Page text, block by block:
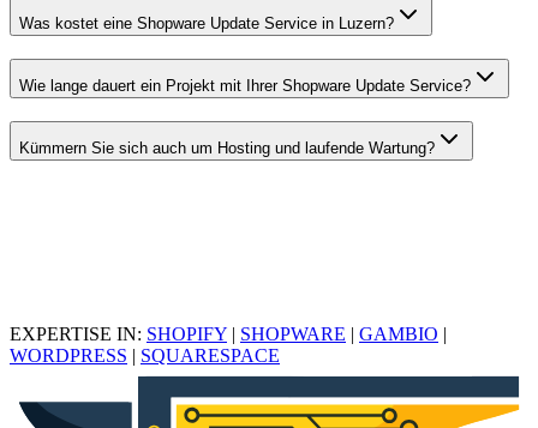
Was kostet eine Shopware Update Service in Luzern?
Wie lange dauert ein Projekt mit Ihrer Shopware Update Service?
Kümmern Sie sich auch um Hosting und laufende Wartung?
EXPERTISE IN: SHOPIFY | SHOPWARE | GAMBIO |
WORDPRESS | SQUARESPACE